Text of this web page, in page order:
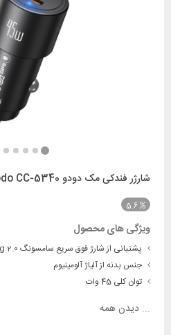
شارژر فندکی مک دودو Mcdodo CC-5340 توان 45 وات
5.6
ویژگی های محصول
پشتبانی از شارژ فوق سریع سامسونگ Super Fast Chargeing 2.0
جنس بدنه از آلیاژ آلومینیوم
توان کلی 45 وات
... دیدن همه